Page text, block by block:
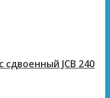
сдвоенный JCB 240